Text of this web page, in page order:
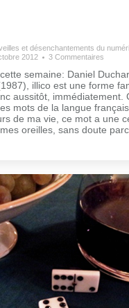
et désenchantements du
2012 3 Commentaires
semaine: Daniel
illico est une forme
aussitôt, immédiatement.
mots de la langue
de ma vie, ce mot a une
oreilles, sans doute